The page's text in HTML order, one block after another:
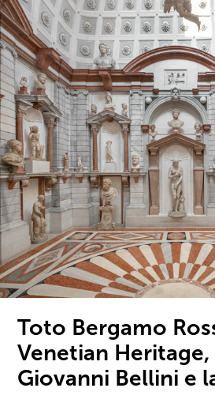
Toto Bergamo
Venetian
Giovanni Bellini e